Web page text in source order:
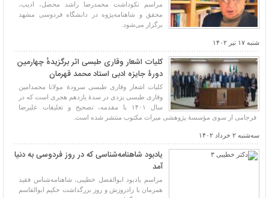
مراسم نکوداشت محمدرضا راشد محصل، ادیب،
محقق و شاهنامه‌پژوه در دانشگاه فردوسی مشهد
برگزار می‌شود.
شنبه ۱۷ تیر ۱۴۰۲
کلیات اشعار وقاری طبسی اثر برگزیدهٔ چهارمین
دورۀ جایزه ادبی استاد محمد قهرمان
کلیات اشعار وقاری طبسی سرودۀ مولانا محمدامین
وقاری طبسی یزدی در سدۀ یازدهم هجری است که در
سال ۱۴۰۱ با مقدمه، تصحیح و تعلیقات علیرضا
فرجامی از سوی مؤسسۀ پژوهشی میراث مکتوب منتشر شده است.
سه‌شنبه ۲ خرداد ۱۴۰۲
یادبود شاهنامه‌شناسی که در روز فردوسی به دنیا
آمد
مراسم یادبود ابوالفضل خطیبی، شاهنامه‌شناس فقید
همزمان با زادروزش و روز بزرگداشت حکیم ابوالقاسم